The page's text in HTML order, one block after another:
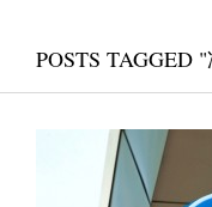
POSTS TAGGED